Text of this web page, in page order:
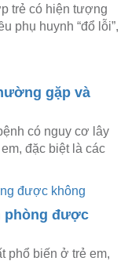
trẻ có hiện tượng
phụ huynh “đổ lỗi”,
gặp và
có nguy cơ lây
đặc biệt là các
phòng được
phổ biến ở trẻ em,